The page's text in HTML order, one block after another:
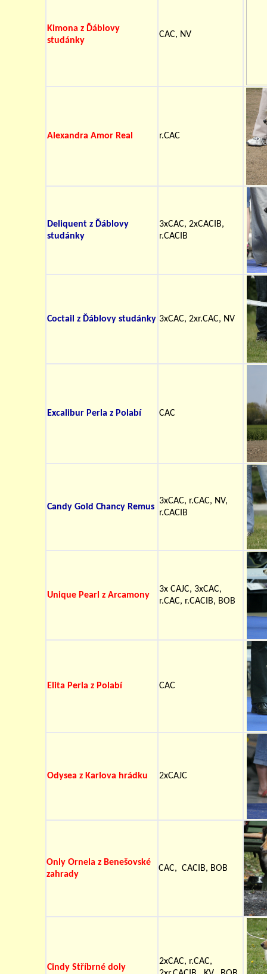
Kimona z Ďáblovy
studánky
CAC, NV
Alexandra Amor Real r.CAC
Deliquent z Ďáblovy
studánky
3xCAC, 2xCACIB,
r.CACIB
Coctail z Ďáblovy studánky 3xCAC, 2xr.CAC, NV
Excalibur Perla z Polabí CAC
Candy Gold Chancy Remus
3xCAC, r.CAC, NV,
r.CACIB
Unique Pearl z Arcamony
3x CAJC, 3xCAC,
r.CAC, r.CACIB, BOB
Elita Perla z Polabí CAC
Odysea z Karlova hrádku 2xCAJC
Only Ornela z Benešovské
zahrady
CAC, CACIB, BOB
Cindy Stříbrné doly
2xCAC, r.CAC,